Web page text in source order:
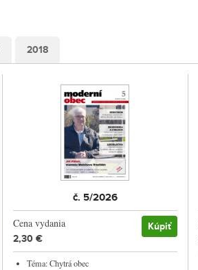
2018
č. 5/2026
Cena vydania
2,30 €
Kúpiť
Téma: Chytrá obec